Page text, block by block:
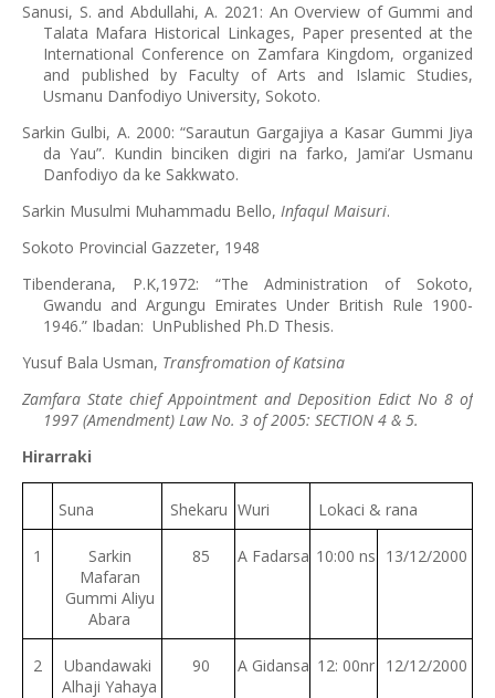
Sanusi, S. and Abdullahi, A. 2021: An Overview of Gummi and
Talata Mafara Historical Linkages, Paper presented at the
International Conference on Zamfara Kingdom, organized
and published by Faculty of Arts and Islamic Studies,
Usmanu Danfodiyo University, Sokoto.
Sarkin Gulbi, A. 2000: “Sarautun Gargajiya a Kasar Gummi Jiya
da Yau”. Kundin binciken digiri na farko, Jami’ar Usmanu
Danfodiyo da ke Sakkwato.
Sarkin Musulmi Muhammadu Bello, Infaqul Maisuri.
Sokoto Provincial Gazzeter, 1948
Tibenderana, P.K,1972: “The Administration of Sokoto,
Gwandu and Argungu Emirates Under British Rule 1900-
1946.” Ibadan: UnPublished Ph.D Thesis.
Yusuf Bala Usman, Transfromation of Katsina
Zamfara State chief Appointment and Deposition Edict No 8 of
1997 (Amendment) Law No. 3 of 2005: SECTION 4 & 5.
Hirarraki
Suna Shekaru Wuri Lokaci & rana
1
Sarkin
Mafaran
Gummi Aliyu
Abara
85 A Fadarsa 10:00 ns 13/12/2000
2
Ubandawaki
Alhaji Yahaya
90 A Gidansa 12: 00nr 12/12/2000